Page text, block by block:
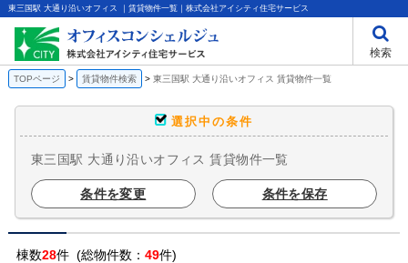
東三国駅 大通り沿いオフィス ｜賃貸物件一覧｜株式会社アイシティ住宅サービス
検索
TOPページ 賃貸物件検索 東三国駅 大通り沿いオフィス 賃貸物件一覧
選択中の条件
東三国駅 大通り沿いオフィス 賃貸物件一覧
条件を変更 条件を保存
棟数28件 (総物件数： 49件)